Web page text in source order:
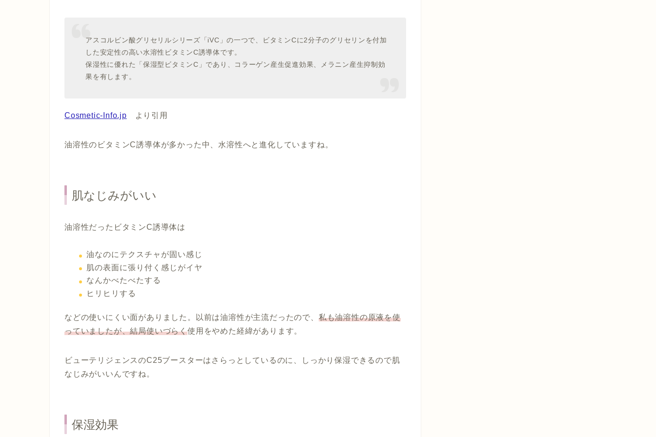
アスコルビン酸グリセリルシリーズ「iVC」の一つで、ビタミンCに2分子のグリセリンを付加
した安定性の高い水溶性ビタミンC誘導体です。
保湿性に優れた「保湿型ビタミンC」であり、コラーゲン産生促進効果、メラニン産生抑制効
果を有します。
Cosmetic-Info.jp より引用
油溶性のビタミンC誘導体が多かった中、水溶性へと進化していますね。
肌なじみがいい
油溶性だったビタミンC誘導体は
油なのにテクスチャが固い感じ
肌の表面に張り付く感じがイヤ
なんかべたべたする
ヒリヒリする
などの使いにくい面がありました。以前は油溶性が主流だったので、 私も油溶性の原液を使
っていましたが、結局使いづらく使用をやめた経緯があります。
ビューテリジェンスのC25ブースターはさらっとしているのに、しっかり保湿できるので肌
なじみがいいんですね。
保湿効果